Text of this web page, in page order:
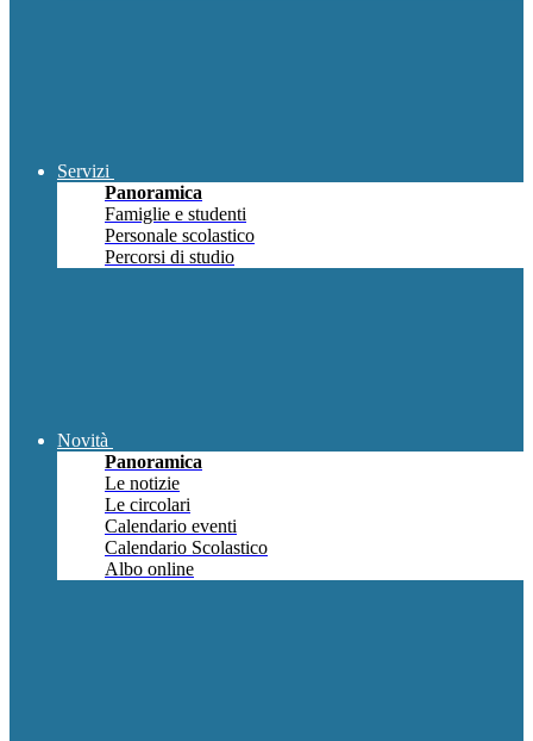
Servizi
Panoramica
Famiglie e studenti
Personale scolastico
Percorsi di studio
Novità
Panoramica
Le notizie
Le circolari
Calendario eventi
Calendario Scolastico
Albo online